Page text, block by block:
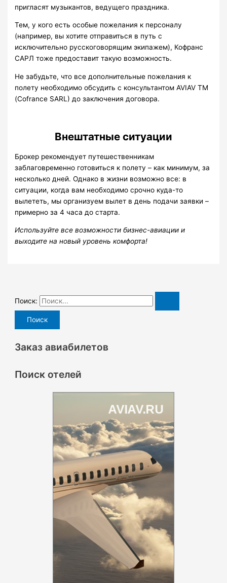
пригласят музыкантов, ведущего праздника.
Тем, у кого есть особые пожелания к персоналу
(например, вы хотите отправиться в путь с
исключительно русскоговорящим экипажем), Кофранс
САРЛ тоже предоставит такую возможность.
Не забудьте, что все дополнительные пожелания к
полету необходимо обсудить с консультантом AVIAV TM
(Cofrance SARL) до заключения договора.
Внештатные ситуации
Брокер рекомендует путешественникам
заблаговременно готовиться к полету – как минимум, за
несколько дней. Однако в жизни возможно все: в
ситуации, когда вам необходимо срочно куда-то
вылететь, мы организуем вылет в день подачи заявки –
примерно за 4 часа до старта.
Используйте все возможности бизнес-авиации и
выходите на новый уровень комфорта!
Поиск:
Заказ авиабилетов
Поиск отелей